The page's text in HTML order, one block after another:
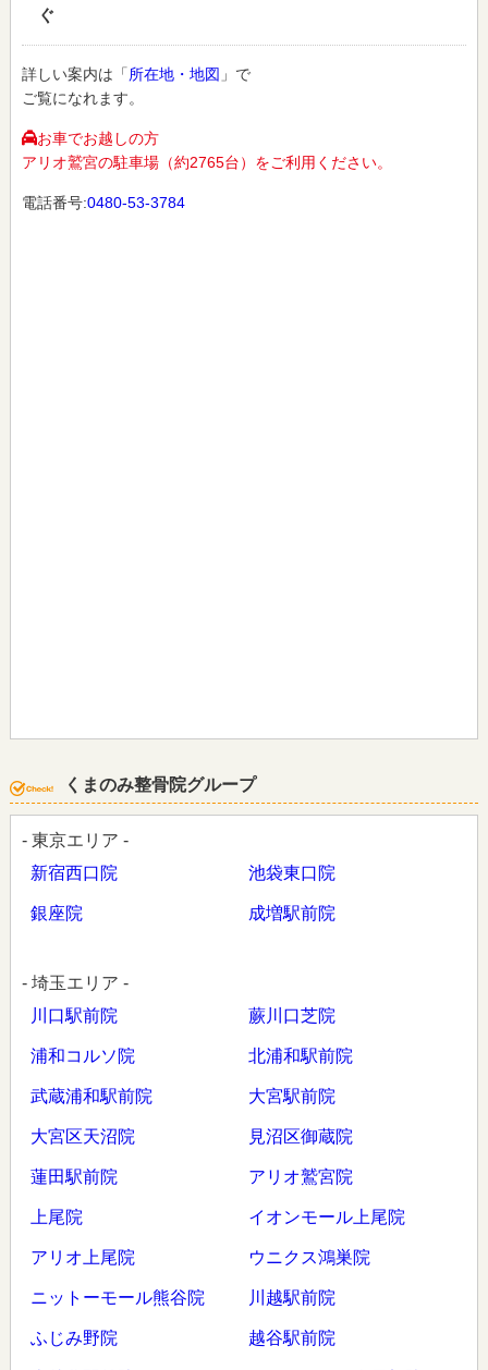
ぐ
詳しい案内は「所在地・地図 」で
ご覧になれます。
お車でお越しの方
アリオ鷲宮の駐車場（約2765台）をご利用ください。
電話番号:0480-53-3784
くまのみ整骨院グループ
- 東京エリア -
新宿西口院
池袋東口院
銀座院 成増駅前院
- 埼玉エリア -
川口駅前院
蕨川口芝院
浦和コルソ院 北浦和駅前院
武蔵浦和駅前院 大宮駅前院
大宮区天沼院 見沼区御蔵院
蓮田駅前院 アリオ鷲宮院
上尾院 イオンモール上尾院
アリオ上尾院 ウニクス鴻巣院
ニットーモール熊谷院 川越駅前院
ふじみ野院 越谷駅前院